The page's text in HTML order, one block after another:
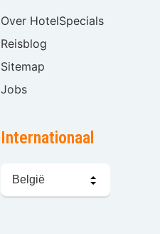
Over HotelSpecials
Reisblog
Sitemap
Jobs
Internationaal
kiezen